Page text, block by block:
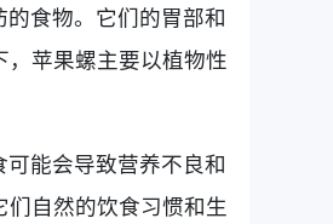
食物。它们的胃部和
苹果螺主要以植物性
能会导致营养不良和
自然的饮食习惯和生